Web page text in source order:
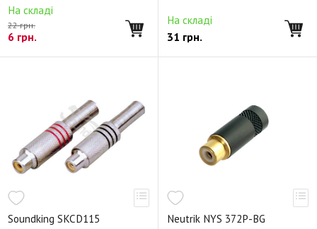
На складі
22 грн.
6 грн.
На складі
31 грн.
Soundking SKCD115
Neutrik NYS 372P-BG